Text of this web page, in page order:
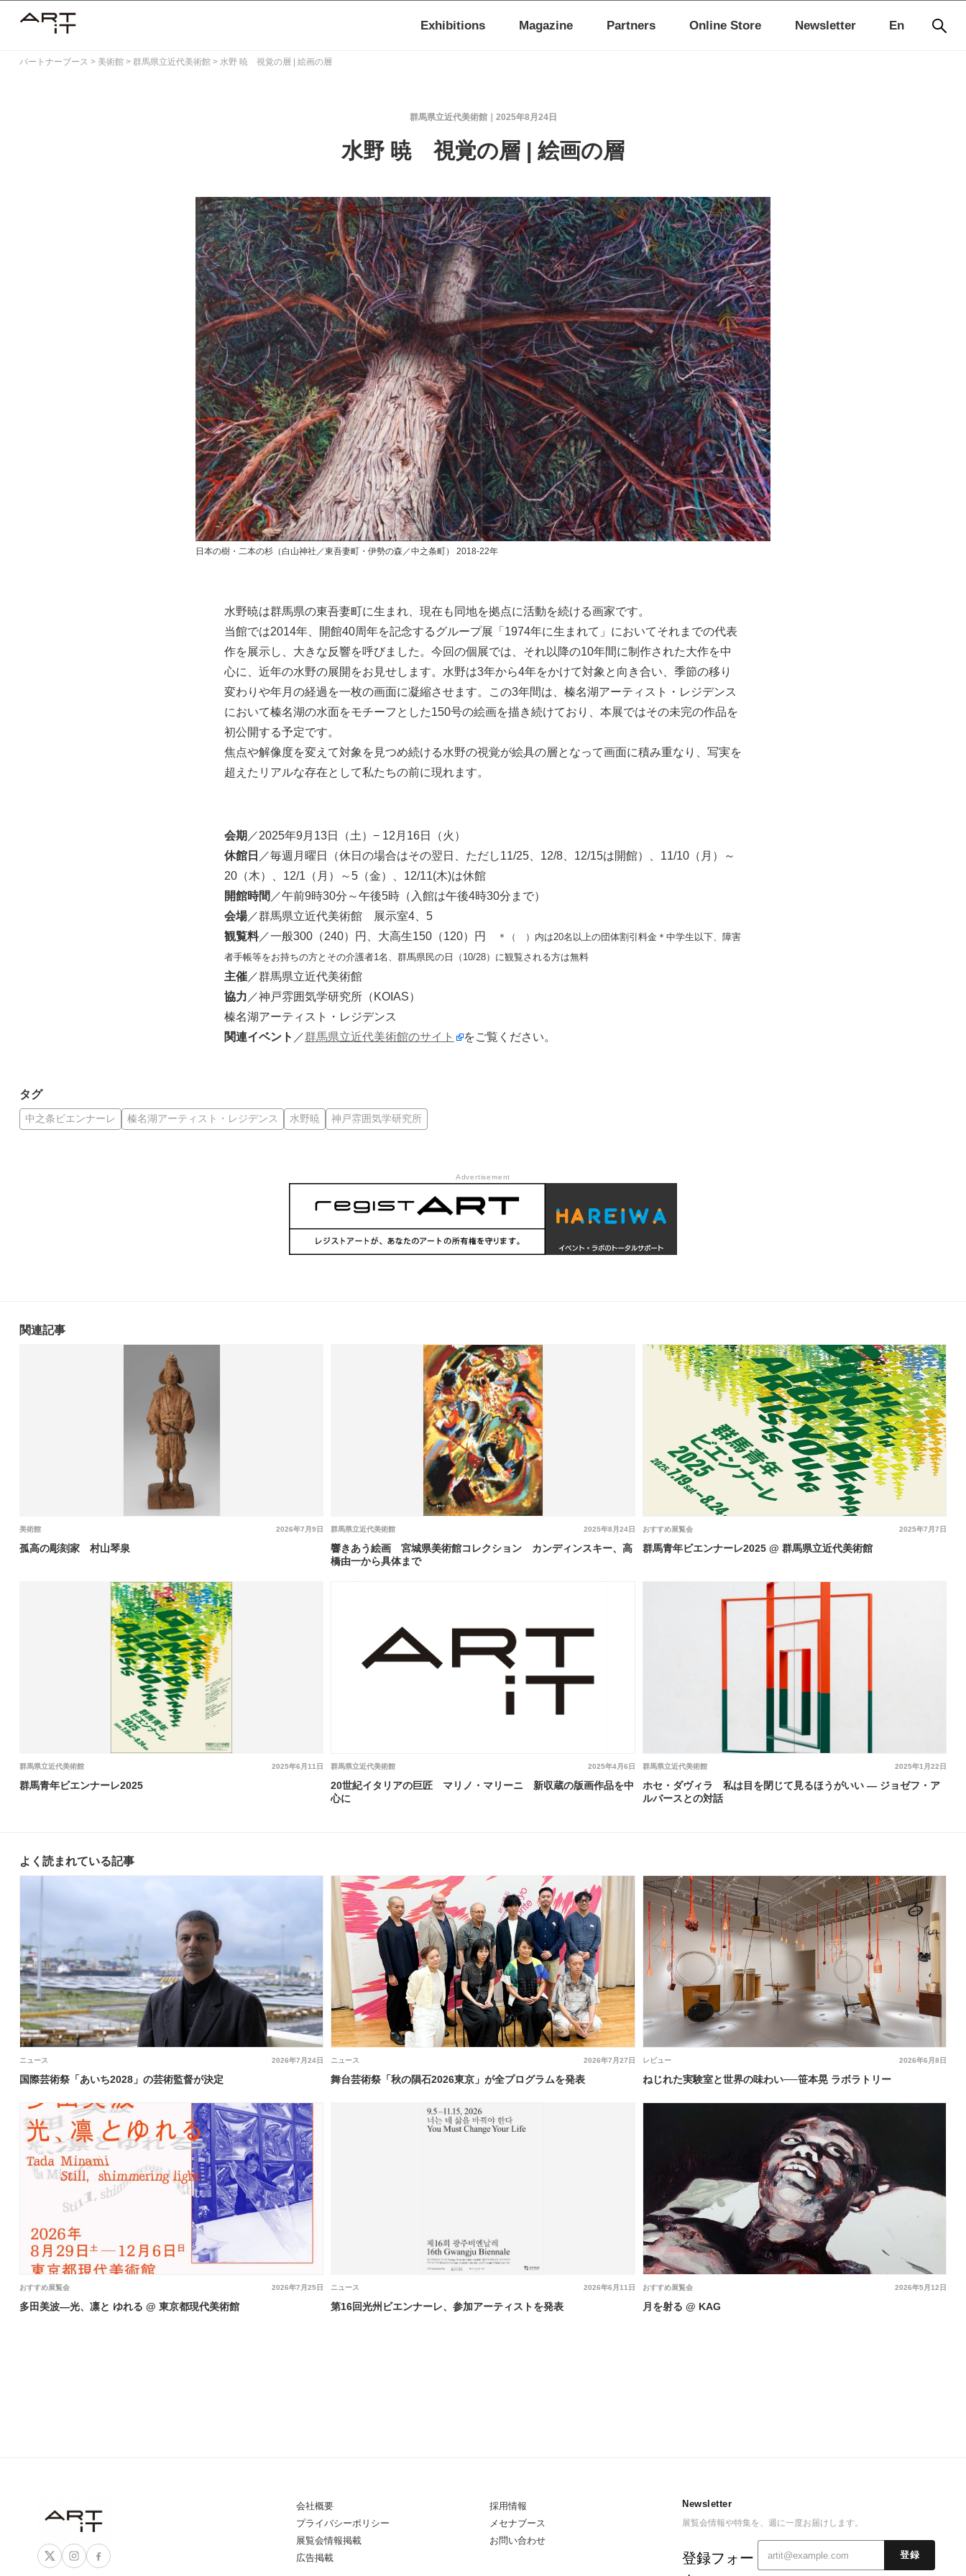
En
Exhibitions Magazine Partners Online Store Newsletter
パートナーブース > 美術館 > 群馬県立近代美術館 > 水野 暁 視覚の層 | 絵画の層
2025年8月24日
群馬県立近代美術館
水野 暁 視覚の層 | 絵画の層
日本の樹・二本の杉（白山神社／東吾妻町・伊勢の森／中之条町） 2018-22年
水野暁は群馬県の東吾妻町に生まれ、現在も同地を拠点に活動を続ける画家です。
当館では2014年、開館40周年を記念するグループ展「1974年に生まれて」においてそれまでの代表
作を展示し、大きな反響を呼びました。今回の個展では、それ以降の10年間に制作された大作を中
心に、近年の水野の展開をお見せします。水野は3年から4年をかけて対象と向き合い、季節の移り
変わりや年月の経過を一枚の画面に凝縮させます。この3年間は、榛名湖アーティスト・レジデンス
において榛名湖の水面をモチーフとした150号の絵画を描き続けており、本展ではその未完の作品を
初公開する予定です。
焦点や解像度を変えて対象を見つめ続ける水野の視覚が絵具の層となって画面に積み重なり、写実を
超えたリアルな存在として私たちの前に現れます。
会期 ／2025年9月13日（土）− 12月16日（火）
休館日 ／毎週月曜日（休日の場合はその翌日、ただし11/25、12/8、12/15は開館）、11/10（月）～
20（木）、12/1（月）～5（金）、12/11(木)は休館
開館時間 ／午前9時30分～午後5時（入館は午後4時30分まで）
会場／群馬県立近代美術館 展示室4、5
観覧料／一般300（240）円、大高生150（120）円
＊（ ）内は20名以上の団体割引料金＊中学生以下、障害
者手帳等をお持ちの方とその介護者1名、群馬県民の日（10/28）に観覧される方は無料
主催 ／群馬県立近代美術館
協力 ／神戸雰囲気学研究所（KOIAS）
榛名湖アーティスト・レジデンス
関連イベント ／群馬県立近代美術館のサイト をご覧ください。
タグ
中之条ビエンナーレ 榛名湖アーティスト・レジデンス 水野暁 神戸雰囲気学研究所
Advertisement
関連記事
2026年7月9日
美術館
孤高の彫刻家 村山琴泉
2025年8月24日
群馬県立近代美術館
響きあう絵画 宮城県美術館コレクション カンディンスキー、高
橋由一から具体まで
2025年7月7日
おすすめ展覧会
群馬青年ビエンナーレ2025 @ 群馬県立近代美術館
2025年6月11日
群馬県立近代美術館
群馬青年ビエンナーレ2025
2025年4月6日
群馬県立近代美術館
20世紀イタリアの巨匠 マリノ・マリーニ 新収蔵の版画作品を中
心に
2025年1月22日
群馬県立近代美術館
ホセ・ダヴィラ 私は目を閉じて見るほうがいい ― ジョゼフ・ア
ルバースとの対話
よく読まれている記事
2026年7月24日
ニュース
国際芸術祭「あいち2028」の芸術監督が決定
2026年7月27日
ニュース
舞台芸術祭「秋の隕石2026東京」が全プログラムを発表
2026年6月8日
レビュー
ねじれた実験室と世界の味わい──笹本晃 ラボラトリー
2026年7月25日
おすすめ展覧会
多田美波―光、凛と ゆれる @ 東京都現代美術館
2026年6月11日
ニュース
第16回光州ビエンナーレ、参加アーティストを発表
2026年5月12日
おすすめ展覧会
月を射る @ KAG
会社概要
プライバシーポリシー
展覧会情報掲載
広告掲載
採用情報
メセナブース
お問い合わせ
Newsletter
展覧会情報や特集を、週に一度お届けします。
登録フォー
登録